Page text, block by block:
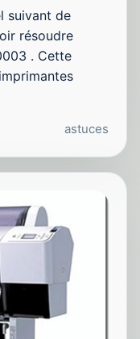
suivant de
résoudre
. Cette
astuces